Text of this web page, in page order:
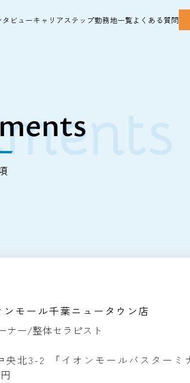
ビューキャリアステップ勤務地一覧よくある質問
モール千葉ニュータウン店
ナー/整体セラピスト
央北3-2
「イオンモールバスターミ